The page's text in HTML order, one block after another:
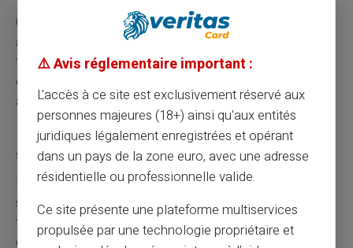
Cette approche pourrait paraître contraignante, mais elle
assure une paix d’esprit remarquable, sachant que vos
fonds principaux restent intacts. N'hésitez pas à
envisager cette méthode si vous êtes un adepte des
achats en ligne fréquents.
Les forces et limites des solutions de
sécurité intégrées
Les marketplaces possèdent généralement leurs
systèmes internes conçus pour renforcer la sécurité des
transactions et des interactions entre utilisateurs. Bien
qu'efficaces, ces mesures ont aussi leurs limites.
⚠️ Avis réglementaire important :
L'accès à ce site est exclusivement réservé aux
personnes majeures (18+) ainsi qu'aux entités
juridiques légalement enregistrées et opérant
dans un pays de la zone euro, avec une adresse
résidentielle ou professionnelle valide.
Ce site présente une plateforme multiservices
propulsée par une technologie propriétaire et